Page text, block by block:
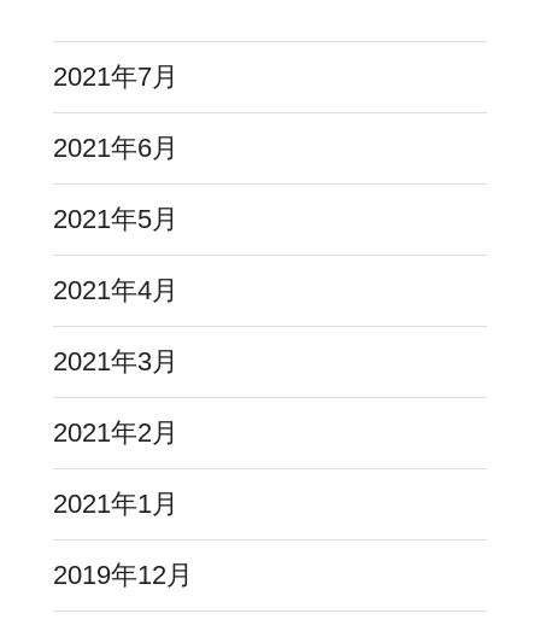
2021年7月
2021年6月
2021年5月
2021年4月
2021年3月
2021年2月
2021年1月
2019年12月